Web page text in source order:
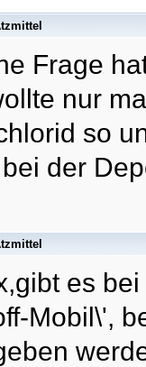
Frage
nur
so
der
es
Mobil\',